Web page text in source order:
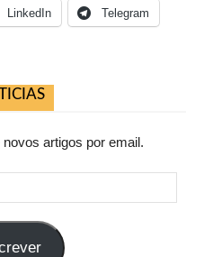
LinkedIn Telegram
artigos por email.